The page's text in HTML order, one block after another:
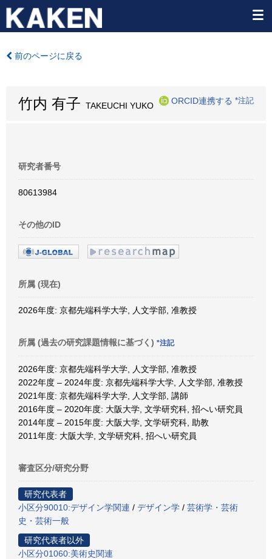
前のページに戻る
竹内 有子 TAKEUCHI YUKO
ORCID連携する *注記
研究者番号
80613984
その他のID
所属 (現在)
2026年度: 京都先端科学大学, 人文学部, 准教授
所属 (過去の研究課題情報に基づく) *注記
2026年度: 京都先端科学大学, 人文学部, 准教授
2022年度 – 2024年度: 京都先端科学大学, 人文学部, 准教授
2021年度: 京都先端科学大学, 人文学部, 講師
2016年度 – 2020年度: 大阪大学, 文学研究科, 招へい研究員
2014年度 – 2015年度: 大阪大学, 文学研究科, 助教
2011年度: 大阪大学, 文学研究科, 招へい研究員
審査区分/研究分野
研究代表者
小区分90010:デザイン学関連 / デザイン学 / 芸術学・芸術
史・芸術一般
研究代表者以外
小区分01060:美術史関連